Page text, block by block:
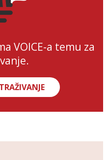
VOICE-a temu za